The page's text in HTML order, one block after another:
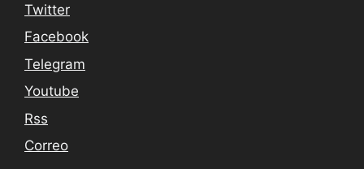
Twitter
Facebook
Telegram
Youtube
Rss
Correo